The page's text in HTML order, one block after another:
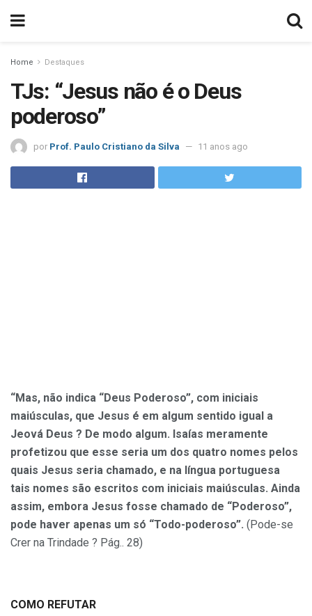
Home Destaques
TJs: “Jesus não é o Deus
poderoso”
por Prof. Paulo Cristiano da Silva 11 anos ago
“Mas, não indica “Deus Poderoso”, com iniciais
maiúsculas, que Jesus é em algum sentido igual a
Jeová Deus ? De modo algum. Isaías meramente
profetizou que esse seria um dos quatro nomes pelos
quais Jesus seria chamado, e na língua portuguesa
tais nomes são escritos com iniciais maiúsculas. Ainda
assim, embora Jesus fosse chamado de “Poderoso”,
pode haver apenas um só “Todo-poderoso”. (Pode-se
Crer na Trindade ? Pág.. 28)
COMO REFUTAR